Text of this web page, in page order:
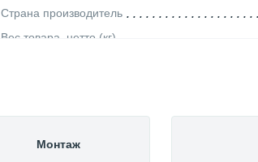
Страна производитель
Вес товара, нетто (кг)
Монтаж